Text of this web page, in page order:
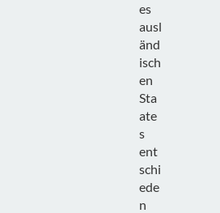
es
ausl
änd
isch
en
Sta
ate
s
ent
schi
ede
n